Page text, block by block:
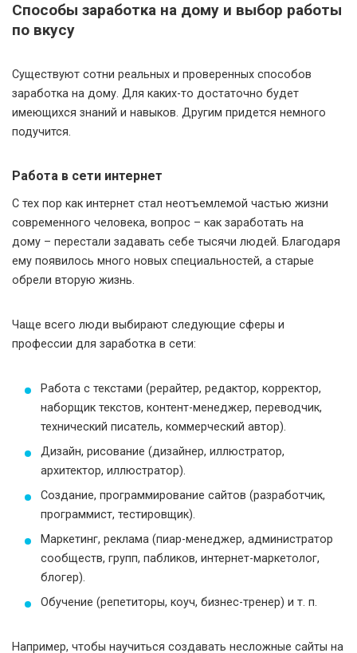
Способы заработка на дому и выбор работы
по вкусу
Существуют сотни реальных и проверенных способов
заработка на дому. Для каких-то достаточно будет
имеющихся знаний и навыков. Другим придется немного
подучится.
Работа в сети интернет
С тех пор как интернет стал неотъемлемой частью жизни
современного человека, вопрос – как заработать на
дому – перестали задавать себе тысячи людей. Благодаря
ему появилось много новых специальностей, а старые
обрели вторую жизнь.
Чаще всего люди выбирают следующие сферы и
профессии для заработка в сети:
Работа с текстами (рерайтер, редактор, корректор,
наборщик текстов, контент-менеджер, переводчик,
технический писатель, коммерческий автор).
Дизайн, рисование (дизайнер, иллюстратор,
архитектор, иллюстратор).
Создание, программирование сайтов (разработчик,
программист, тестировщик).
Маркетинг, реклама (пиар-менеджер, администратор
сообществ, групп, пабликов, интернет-маркетолог,
блогер).
Обучение (репетиторы, коуч, бизнес-тренер) и т. п.
Например, чтобы научиться создавать несложные сайты на